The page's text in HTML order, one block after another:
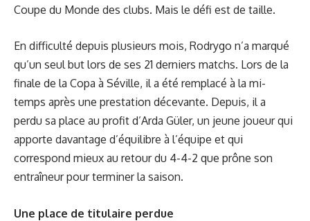
Coupe du Monde des clubs. Mais le défi est de taille.
En difficulté depuis plusieurs mois, Rodrygo n’a marqué
qu’un seul but lors de ses 21 derniers matchs. Lors de la
finale de la Copa à Séville, il a été remplacé à la mi-
temps après une prestation décevante. Depuis, il a
perdu sa place au profit d’Arda Güler, un jeune joueur qui
apporte davantage d’équilibre à l’équipe et qui
correspond mieux au retour du 4-4-2 que prône son
entraîneur pour terminer la saison.
Une place de titulaire perdue